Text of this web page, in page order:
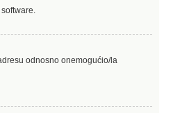
odnosno onemogućio/la